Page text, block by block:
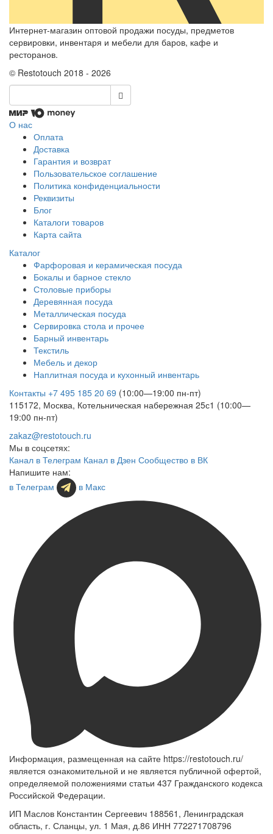
Интернет-магазин оптовой продажи посуды, предметов
сервировки, инвентаря и мебели для баров, кафе и
ресторанов.
© Restotouch 2018 - 2026
О нас
Оплата
Доставка
Гарантия и возврат
Пользовательское соглашение
Политика конфиденциальности
Реквизиты
Блог
Каталоги товаров
Карта сайта
Каталог
Фарфоровая и керамическая посуда
Бокалы и барное стекло
Столовые приборы
Деревянная посуда
Металлическая посуда
Сервировка стола и прочее
Барный инвентарь
Текстиль
Мебель и декор
Наплитная посуда и кухонный инвентарь
Контакты +7 495 185 20 69 (10:00—19:00 пн-пт)
115172, Москва, Котельническая набережная 25с1 (10:00—
19:00 пн-пт)
zakaz@restotouch.ru
Мы в соцсетях:
Канал в Телеграм Канал в Дзен Сообщество в ВК
Напишите нам:
в Телеграм
в Макс
Информация, размещенная на сайте https://restotouch.ru/
является ознакомительной и не является публичной офертой,
определяемой положениями статьи 437 Гражданского кодекса
Российской Федерации.
ИП Маслов Константин Сергеевич 188561, Ленинградская
область, г. Сланцы, ул. 1 Мая, д.86 ИНН 772271708796